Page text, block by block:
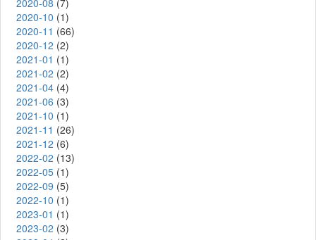
2020-08 (7)
2020-10 (1)
2020-11 (66)
2020-12 (2)
2021-01 (1)
2021-02 (2)
2021-04 (4)
2021-06 (3)
2021-10 (1)
2021-11 (26)
2021-12 (6)
2022-02 (13)
2022-05 (1)
2022-09 (5)
2022-10 (1)
2023-01 (1)
2023-02 (3)